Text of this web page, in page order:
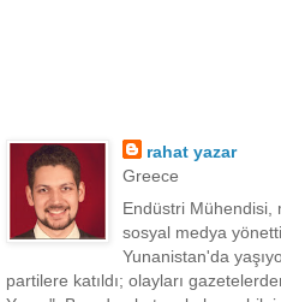
rahat yazar
Greece
Endüstri Mühendisi,
sosyal medya
Yunanistan'da
partilere katıldı; olayları